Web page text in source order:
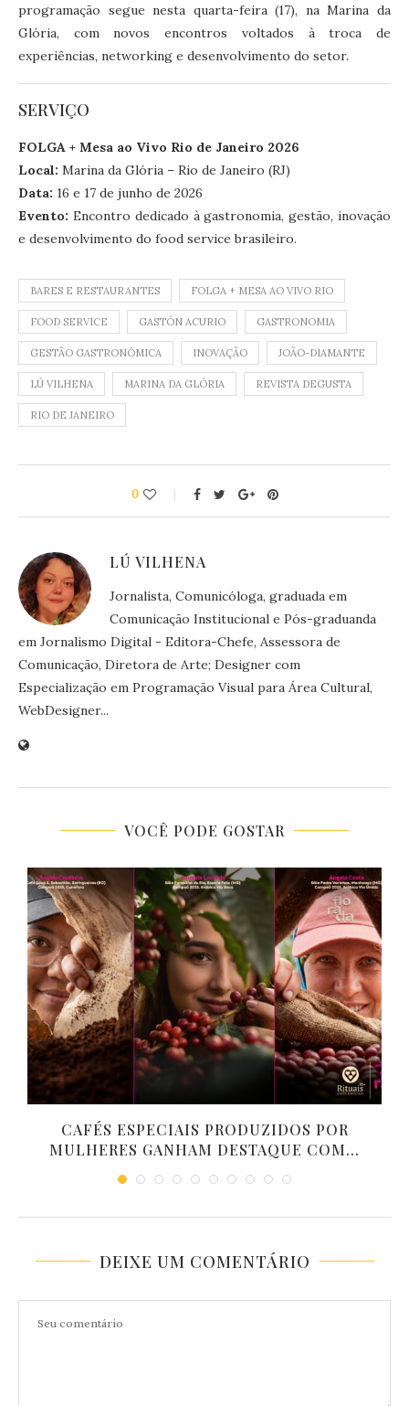
programação segue nesta quarta-feira (17), na Marina da
Glória, com novos encontros voltados à troca de
experiências, networking e desenvolvimento do setor.
SERVIÇO
FOLGA + Mesa ao Vivo Rio de Janeiro 2026
Local: Marina da Glória – Rio de Janeiro (RJ)
Data: 16 e 17 de junho de 2026
Evento: Encontro dedicado à gastronomia, gestão, inovação
e desenvolvimento do food service brasileiro.
BARES E RESTAURANTES FOLGA + MESA AO VIVO RIO
FOOD SERVICE GASTÓN ACURIO GASTRONOMIA
GESTÃO GASTRONÔMICA INOVAÇÃO JOÃO-DIAMANTE
LÚ VILHENA MARINA DA GLÓRIA REVISTA DEGUSTA
RIO DE JANEIRO
0
LÚ VILHENA
Jornalista, Comunicóloga, graduada em
Comunicação Institucional e Pós-graduanda
em Jornalismo Digital - Editora-Chefe, Assessora de
Comunicação, Diretora de Arte; Designer com
Especialização em Programação Visual para Área Cultural,
WebDesigner...
VOCÊ PODE GOSTAR
CAFÉS ESPECIAIS PRODUZIDOS POR
MULHERES GANHAM DESTAQUE COM...
DEIXE UM COMENTÁRIO